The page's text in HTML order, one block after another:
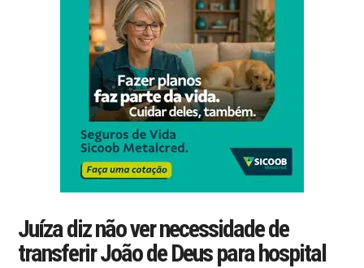
Juíza diz não ver necessidade de
transferir João de Deus para hospital